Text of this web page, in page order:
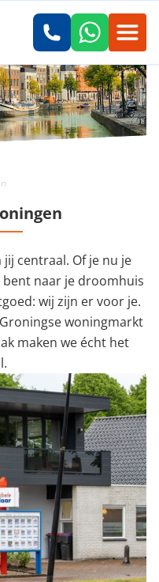
jij centraal. Of je nu je
naar je droomhuis
wij zijn er voor je.
woningmarkt
maken we écht het